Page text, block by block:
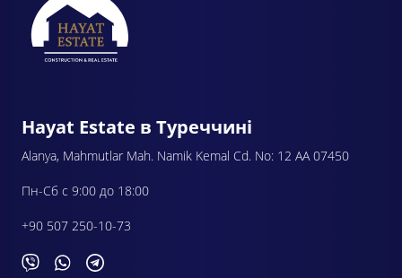
Hayat Estate в Туреччині
Alanya, Mahmutlar Mah. Namik Kemal Cd. No: 12 AA 07450
Пн-Сб с 9:00 до 18:00
+90 507 250-10-73